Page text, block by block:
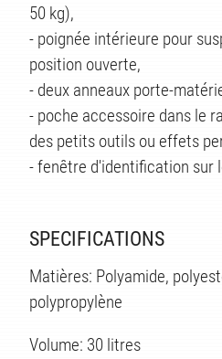
50 kg),
- poignée intérieure pour
position ouverte,
- deux anneaux porte-
- poche accessoire dans le
des petits outils ou effets
- fenêtre d'identification sur
SPECIFICATIONS
Matières: Polyamide,
polypropylène
Volume: 30 litres